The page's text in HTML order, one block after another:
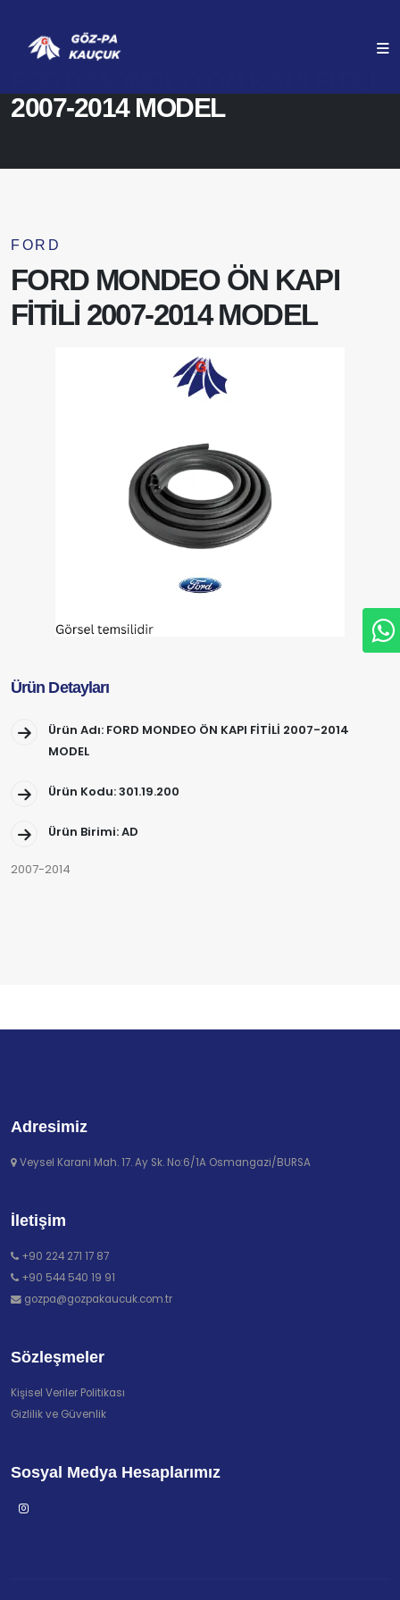
2007-2014 MODEL
ANASAYFA ÜRÜNLERIMIZ
FORD
FORD MONDEO ÖN KAPI
FİTİLİ 2007-2014 MODEL
Ürün Detayları
Ürün Adı: FORD MONDEO ÖN KAPI FİTİLİ 2007-2014
MODEL
Ürün Kodu: 301.19.200
Ürün Birimi: AD
2007-2014
Adresimiz
Veysel Karani Mah. 17. Ay Sk. No:6/1A Osmangazi/BURSA
İletişim
+90 224 271 17 87
+90 544 540 19 91
gozpa@gozpakaucuk.com.tr
Sözleşmeler
Kişisel Veriler Politikası
Gizlilik ve Güvenlik
Sosyal Medya Hesaplarımız